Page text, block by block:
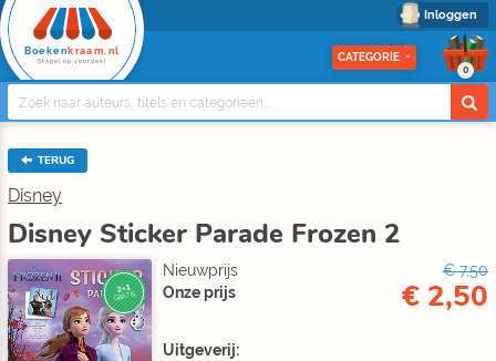
Inloggen
Boeken kraam.nl
Stapel op voordeel CATEGORIE
0
TERUG
Disney
Disney Sticker Parade Frozen 2
2+1
GRATIS
Nieuwprijs
€ 7,50
Onze prijs
€ 2,50
Uitgeverij: